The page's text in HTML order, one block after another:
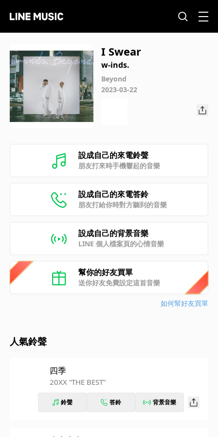
I Swear
w-inds.
Beyond
2023-03-22
設成自己的來電鈴聲
朋友打來時手機響起的音樂
設成自己的來電答鈴
朋友打給你時對方聽到的音樂
設成自己的背景音樂
LINE 個人檔案頁的心情音樂
幫你的好友買單
送你好友免費設定這首音樂
如何幫好友買單
人氣鈴聲
四季
20XX “THE BEST”
鈴聲 答鈴 背景音樂